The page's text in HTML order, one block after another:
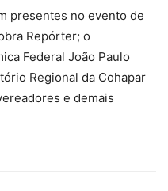
presentes no evento de
Repórter; o
Federal João Paulo
Regional da Cohapar
e demais